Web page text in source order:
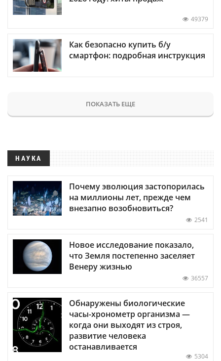
49379
Как безопасно купить б/у
смартфон: подробная инструкция
ПОКАЗАТЬ ЕЩЕ
НАУКА
Почему эволюция застопорилась
на миллионы лет, прежде чем
внезапно возобновиться?
2541
Новое исследование показало,
что Земля постепенно заселяет
Венеру жизнью
36557
Обнаружены биологические
часы-хронометр организма —
когда они выходят из строя,
развитие человека
останавливается
5304